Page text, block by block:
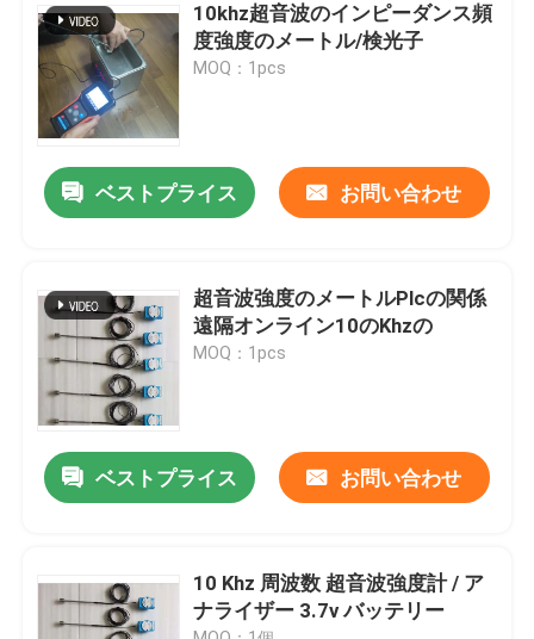
製品
私達について
工場旅行
私達に連絡しなさい
引用を要求しなさい
超音波洗浄
多頻度超音波トランスデューサー
10khz超音波のインピーダンス頻
度強度のメートル/検光子
MOQ：1pcs
ベストプライス お問い合わせ
超音波強度のメートルPlcの関係
遠隔オンライン10のKhzの
MOQ：1pcs
ベストプライス お問い合わせ
10 Khz 周波数 超音波強度計 / ア
ナライザー 3.7v バッテリー